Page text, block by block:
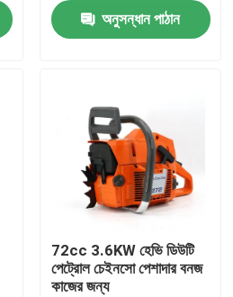
অনুসন্ধান পাঠান
72cc 3.6KW হেভি ডিউটি ​​
পেট্রোল চেইনসো পেশাদার বনজ
কাজের জন্য